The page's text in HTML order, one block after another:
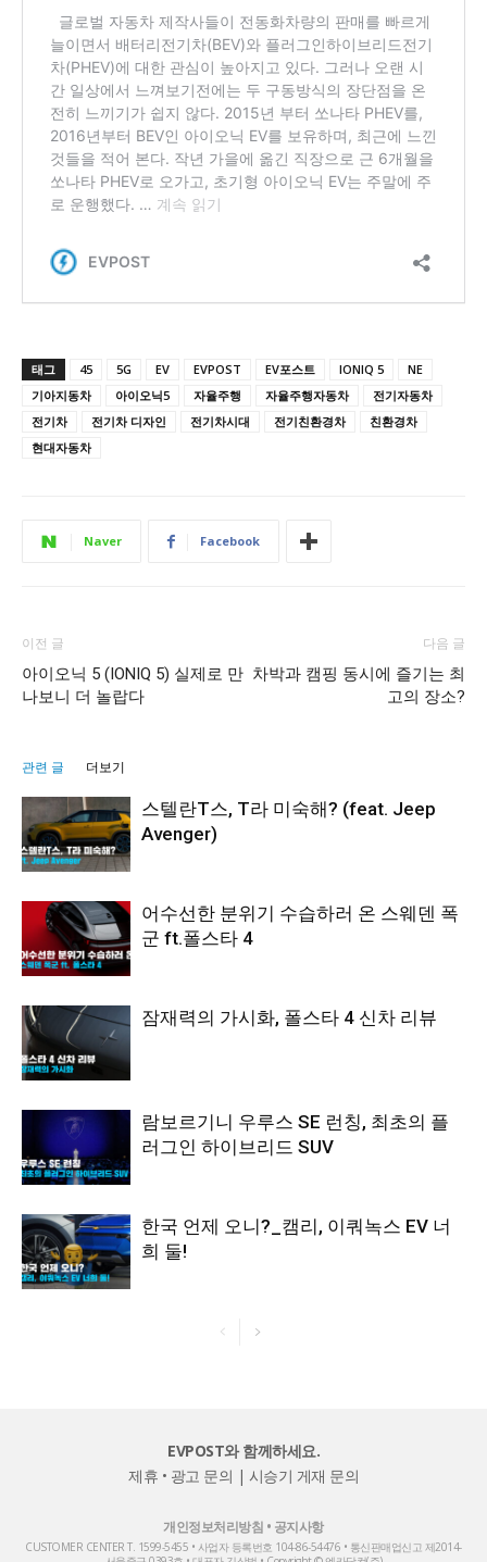
태그 45 5G EV EVPOST EV포스트 IONIQ 5
NE
기아지동차
아이오닉5 자율주행 자율주행자동차
전기자동차
전기차
전기차 디자인 전기차시대 전기친환경차
친환경차
현대자동차
Naver Facebook
이전 글
아이오닉 5 (IONIQ 5) 실제로 만
나보니 더 놀랍다
다음 글
차박과 캠핑 동시에 즐기는 최
고의 장소?
관련 글 더보기
스텔란T스, T라 미숙해? (feat. Jeep
Avenger)
어수선한 분위기 수습하러 온 스웨덴 폭
군 ft.폴스타 4
잠재력의 가시화, 폴스타 4 신차 리뷰
람보르기니 우루스 SE 런칭, 최초의 플
러그인 하이브리드 SUV
한국 언제 오니?_캠리, 이쿼녹스 EV 너
희 둘!
EVPOST와 함께하세요.
제휴 • 광고 문의 | 시승기 게재 문의
개인정보처리방침 • 공지사항
CUSTOMER CENTER T. 1599-5455 • 사업자 등록번호 104-86-54476 • 통신판매업신고 제2014-